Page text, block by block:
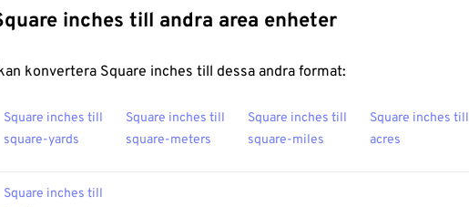
inches till andra area enheter
konvertera Square inches till dessa andra format:
Square inches till
square-yards
Square inches till
square-meters
Square inches till
square-miles
Square inches till
acres
Square inches till